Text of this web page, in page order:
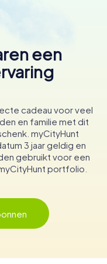
een
cadeau voor veel
en familie met dit
myCityHunt
3 jaar geldig en
gebruikt voor een
portfolio.